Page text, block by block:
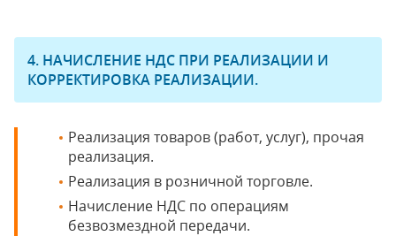
4. НАЧИСЛЕНИЕ НДС ПРИ РЕАЛИЗАЦИИ И
КОРРЕКТИРОВКА РЕАЛИЗАЦИИ.
Реализация товаров (работ, услуг), прочая
реализация.
Реализация в розничной торговле.
Начисление НДС по операциям
безвозмездной передачи.